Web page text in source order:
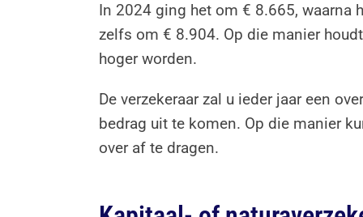
In 2024 ging het om € 8.665, waarna
zelfs om € 8.904. Op die manier
hoger worden.
De verzekeraar zal u ieder jaar een
bedrag uit te komen. Op die manier
over af te dragen.